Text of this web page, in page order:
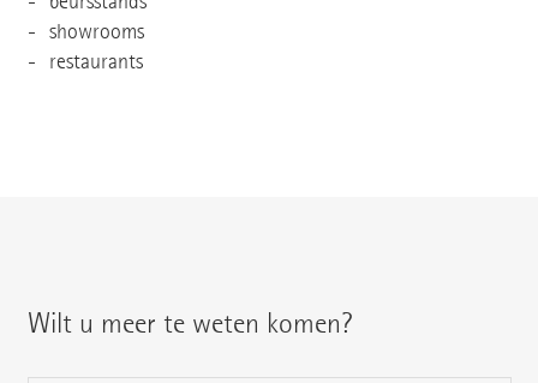
showrooms
restaurants
Wilt u meer te weten komen?